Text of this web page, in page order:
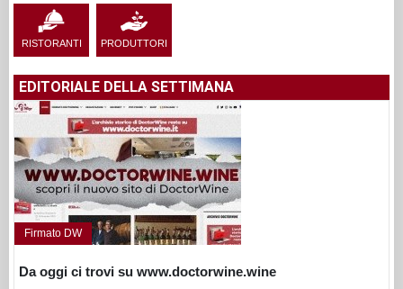
RISTORANTI PRODUTTORI
EDITORIALE DELLA SETTIMANA
Firmato DW
Da oggi ci trovi su www.doctorwine.wine